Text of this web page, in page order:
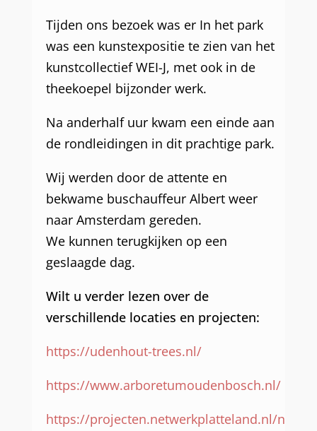
Tijden ons bezoek was er In het park
was een kunstexpositie te zien van het
kunstcollectief WEI-J, met ook in de
theekoepel bijzonder werk.
Na anderhalf uur kwam een einde aan
de rondleidingen in dit prachtige park.
Wij werden door de attente en
bekwame buschauffeur Albert weer
naar Amsterdam gereden.
We kunnen terugkijken op een
geslaagde dag.
Wilt u verder lezen over de
verschillende locaties en projecten:
https://udenhout-trees.nl/
https://www.arboretumoudenbosch.nl/
https://projecten.netwerkplatteland.nl/n